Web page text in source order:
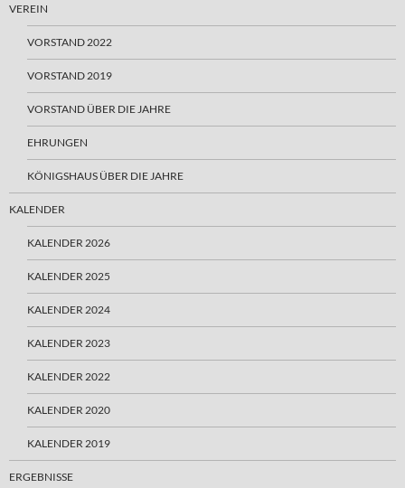
VEREIN
VORSTAND 2022
VORSTAND 2019
VORSTAND ÜBER DIE JAHRE
EHRUNGEN
KÖNIGSHAUS ÜBER DIE JAHRE
KALENDER
KALENDER 2026
KALENDER 2025
KALENDER 2024
KALENDER 2023
KALENDER 2022
KALENDER 2020
KALENDER 2019
ERGEBNISSE